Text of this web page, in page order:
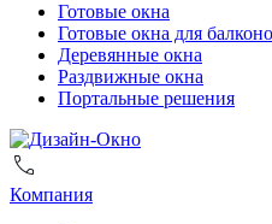
Готовые окна
Готовые окна для
Деревянные окна
Раздвижные окна
Портальные решения
Компания